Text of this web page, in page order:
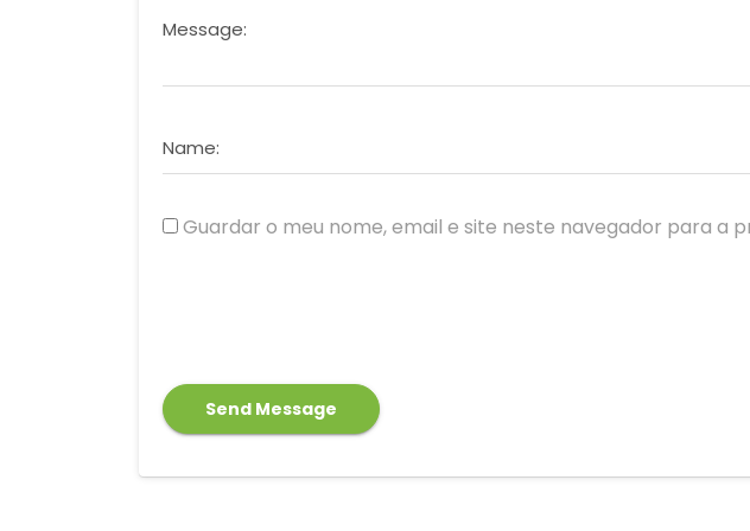
Message:
Name:
Guardar o meu nome, email e site neste navegador para a